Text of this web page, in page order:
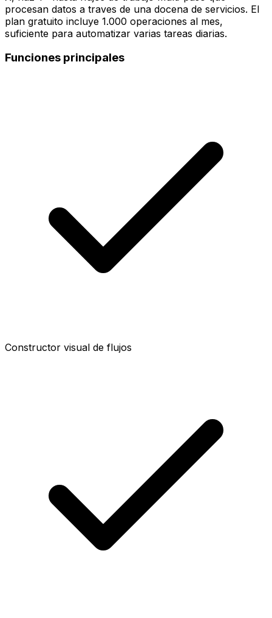
procesan datos a traves de una docena de servicios. El
plan gratuito incluye 1.000 operaciones al mes,
suficiente para automatizar varias tareas diarias.
Funciones principales
Constructor visual de flujos